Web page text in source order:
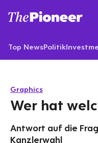
Top NewsPolitik
Graphics
Wer hat
Antwort auf die
Kanzlerwahl